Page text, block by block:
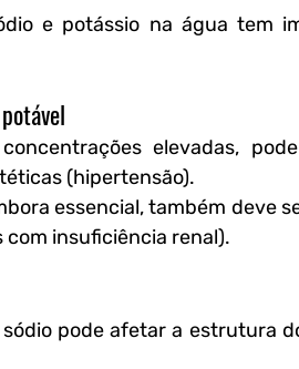
e potássio na água tem
elevadas,
(hipertensão).
essencial, também deve
com insuficiência renal).
sódio pode afetar a estrutura